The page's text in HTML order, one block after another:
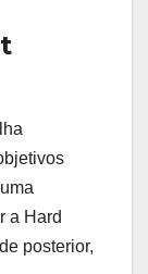
a Hard
posterior,